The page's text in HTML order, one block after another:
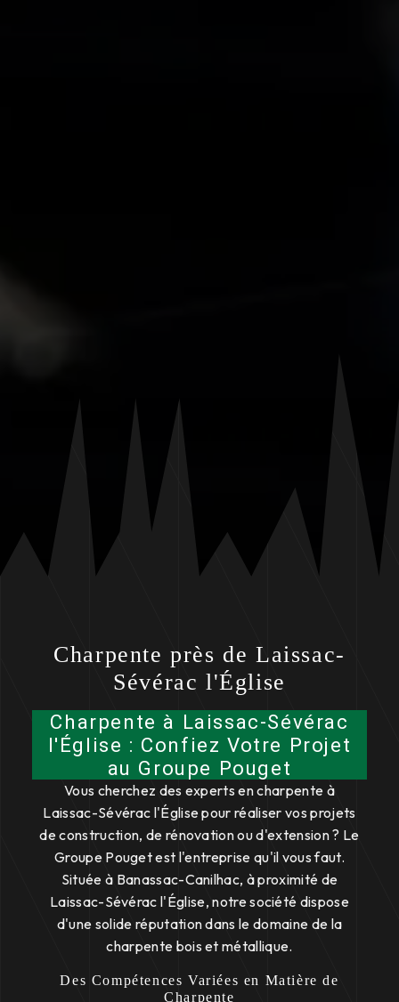
Charpente près de Laissac-
Sévérac l'Église
Charpente à Laissac-Sévérac
l'Église : Confiez Votre Projet
au Groupe Pouget
Vous cherchez des experts en charpente à
Laissac-Sévérac l'Église pour réaliser vos projets
de construction, de rénovation ou d'extension ? Le
Groupe Pouget est l'entreprise qu'il vous faut.
Située à Banassac-Canilhac, à proximité de
Laissac-Sévérac l'Église, notre société dispose
d'une solide réputation dans le domaine de la
charpente bois et métallique.
Des Compétences Variées en Matière de
Charpente